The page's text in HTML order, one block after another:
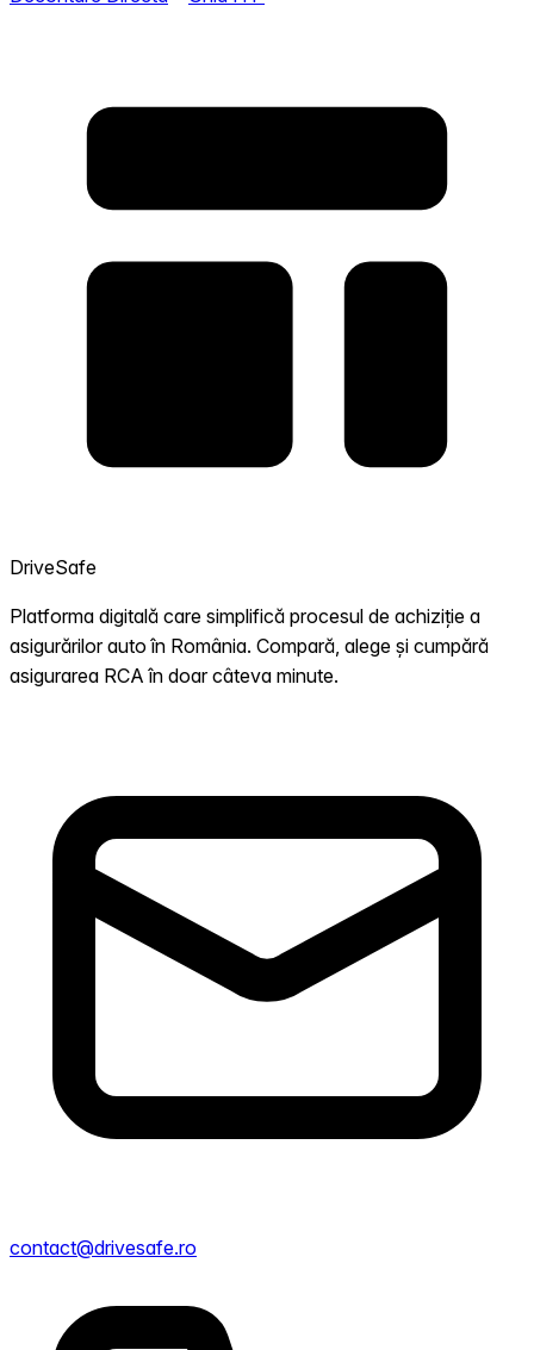
DriveSafe
Platforma digitală care simplifică procesul de achiziție a
asigurărilor auto în România. Compară, alege și cumpără
asigurarea RCA în doar câteva minute.
contact@drivesafe.ro